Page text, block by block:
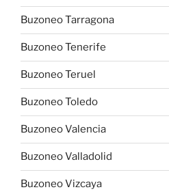
Buzoneo Tarragona
Buzoneo Tenerife
Buzoneo Teruel
Buzoneo Toledo
Buzoneo Valencia
Buzoneo Valladolid
Buzoneo Vizcaya